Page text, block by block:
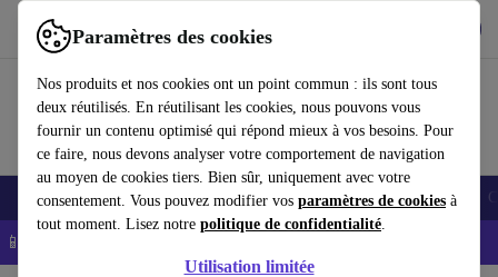
Paramètres des cookies
Nos produits et nos cookies ont un point commun : ils sont tous
deux réutilisés. En réutilisant les cookies, nous pouvons vous
fournir un contenu optimisé qui répond mieux à vos besoins. Pour
ce faire, nous devons analyser votre comportement de navigation
au moyen de cookies tiers. Bien sûr, uniquement avec votre
consentement. Vous pouvez modifier vos paramètres de cookies à
tout moment. Lisez notre politique de confidentialité.
Utilisation limitée
Utilisez refurbed rapidement et facilement
Smartphones Laptops Tablettes Montres connectées Accessoires
📱 -5% EXTRA sur les iPhones – Code : IPHONEDEAL -